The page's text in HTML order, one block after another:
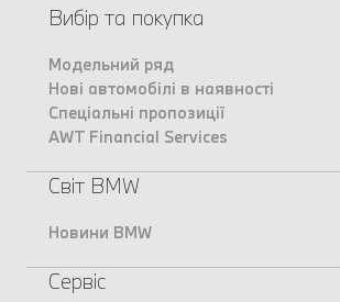
Вибір та покупка
Модельний ряд
Нові автомобілі в наявності
Спеціальні пропозиції
AWT Financial Services
Світ BMW
Новини BMW
Сервіс